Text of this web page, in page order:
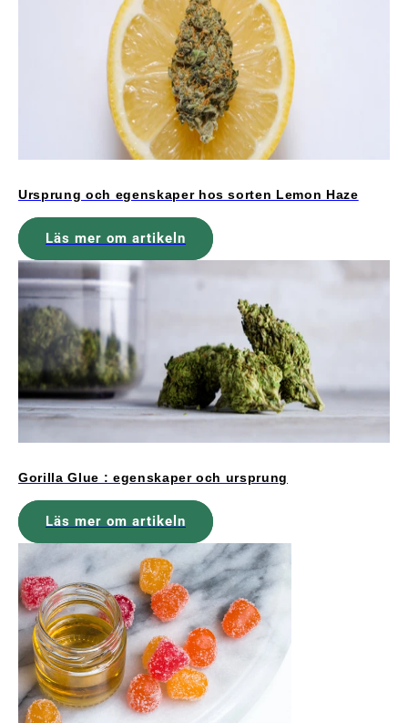
Ursprung och egenskaper hos sorten Lemon Haze
Läs mer om artikeln
Gorilla Glue : egenskaper och ursprung
Läs mer om artikeln